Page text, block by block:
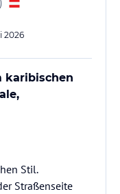
können
Das Hotel bietet
Gebühr an. Für
und ein
Hilfe von KI. Alle
Veranstalters.
)
2026
karibischen
Stil.
Straßenseite